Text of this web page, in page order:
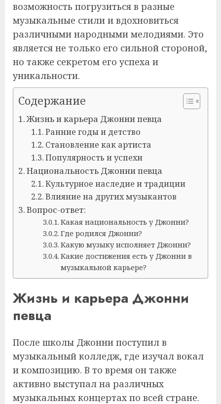
возможность погрузиться в разные
музыкальные стили и вдохновиться
различными народными мелодиями. Это
является не только его сильной стороной,
но также секретом его успеха и
уникальности.
Содержание
Жизнь и карьера Джонни певца
Ранние годы и детство
Становление как артиста
Популярность и успехи
Национальность Джонни певца
Культурное наследие и традиции
Влияние на других музыкантов
Вопрос-ответ:
Какая национальность у Джонни?
Где родился Джонни?
Какую музыку исполняет Джонни?
Какие достижения есть у Джонни в
музыкальной карьере?
Жизнь и карьера Джонни
певца
После школы Джонни поступил в
музыкальный колледж, где изучал вокал
и композицию. В то время он также
активно выступал на различных
музыкальных концертах по всей стране.